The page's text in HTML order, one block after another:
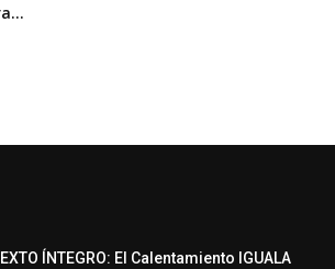
ÍNTEGRO: El Calentamiento IGUALA